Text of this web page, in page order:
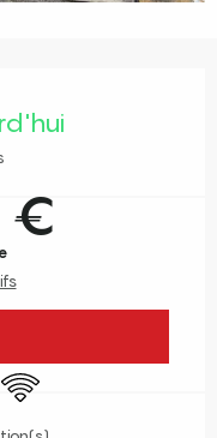
€
WiFi